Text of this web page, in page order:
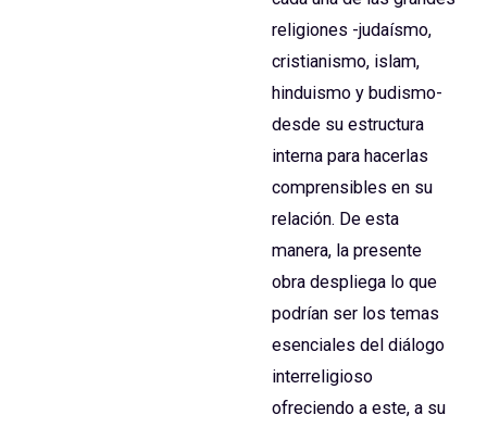
religiones -judaísmo,
cristianismo, islam,
hinduismo y budismo-
desde su estructura
interna para hacerlas
comprensibles en su
relación. De esta
manera, la presente
obra despliega lo que
podrían ser los temas
esenciales del diálogo
interreligioso
ofreciendo a este, a su